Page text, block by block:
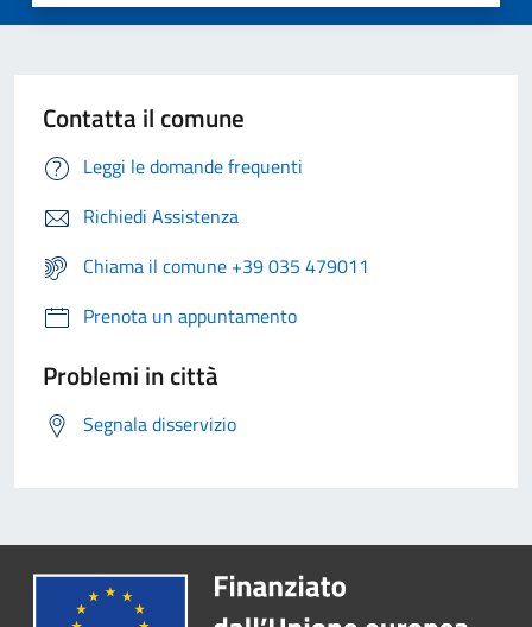
Contatta il comune
Leggi le domande frequenti
Richiedi Assistenza
Chiama il comune +39 035 479011
Prenota un appuntamento
Problemi in città
Segnala disservizio